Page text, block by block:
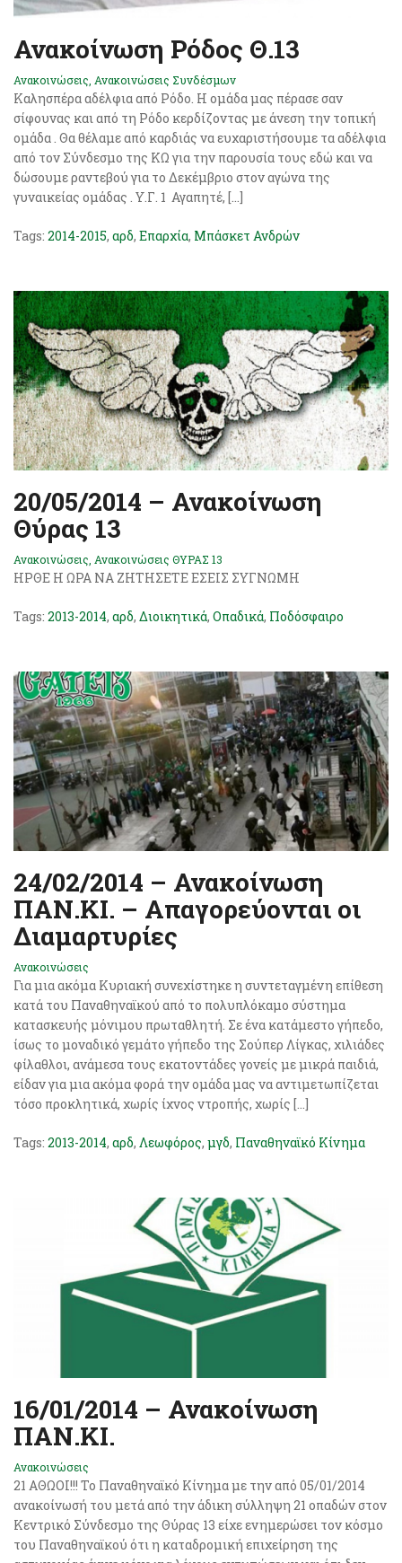
Ανακοίνωση Ρόδος Θ.13
Ανακοινώσεις Ανακοινώσεις Συνδέσμων
Καλησπέρα αδέλφια από Ρόδο. Η ομάδα μας πέρασε σαν
σίφουνας και από τη Ρόδο κερδίζοντας με άνεση την τοπική
ομάδα . Θα θέλαμε από καρδιάς να ευχαριστήσουμε τα αδέλφια
από τον Σύνδεσμο της ΚΩ για την παρουσία τους εδώ και να
δώσουμε ραντεβού για το Δεκέμβριο στον αγώνα της
γυναικείας ομάδας . Υ.Γ. 1 Αγαπητέ, […]
Tags: 2014-2015, αρδ, Επαρχία, Μπάσκετ Ανδρών
20/05/2014 – Ανακοίνωση
Θύρας 13
Ανακοινώσεις Ανακοινώσεις ΘΥΡΑΣ 13
ΗΡΘΕ Η ΩΡΑ ΝΑ ΖΗΤΗΣΕΤΕ ΕΣΕΙΣ ΣΥΓΝΩΜΗ
Tags: 2013-2014, αρδ, Διοικητικά, Οπαδικά, Ποδόσφαιρο
24/02/2014 – Ανακοίνωση
ΠΑΝ.ΚΙ. – Απαγορεύονται οι
Διαμαρτυρίες
Ανακοινώσεις
Για μια ακόμα Κυριακή συνεχίστηκε η συντεταγμένη επίθεση
κατά του Παναθηναϊκού από το πολυπλόκαμο σύστημα
κατασκευής μόνιμου πρωταθλητή. Σε ένα κατάμεστο γήπεδο,
ίσως το μοναδικό γεμάτο γήπεδο της Σούπερ Λίγκας, χιλιάδες
φίλαθλοι, ανάμεσα τους εκατοντάδες γονείς με μικρά παιδιά,
είδαν για μια ακόμα φορά την ομάδα μας να αντιμετωπίζεται
τόσο προκλητικά, χωρίς ίχνος ντροπής, χωρίς […]
Tags: 2013-2014, αρδ, Λεωφόρος, μγδ, Παναθηναϊκό Κίνημα
16/01/2014 – Ανακοίνωση
ΠΑΝ.ΚΙ.
Ανακοινώσεις
21 ΑΘΩΟΙ!!! Το Παναθηναϊκό Κίνημα με την από 05/01/2014
ανακοίνωσή του μετά από την άδικη σύλληψη 21 οπαδών στον
Κεντρικό Σύνδεσμο της Θύρας 13 είχε ενημερώσει τον κόσμο
του Παναθηναϊκού ότι η καταδρομική επιχείρηση της